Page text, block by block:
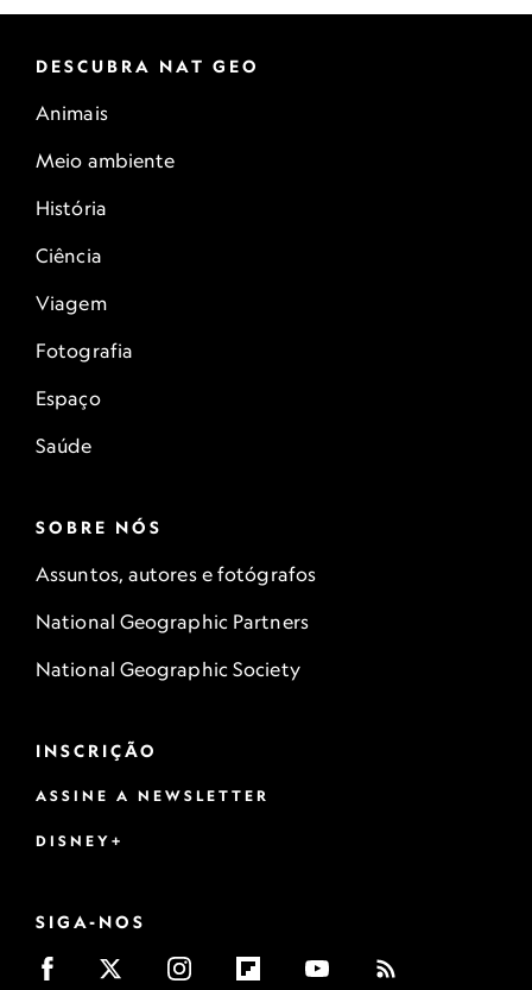
DESCUBRA NAT GEO
Animais
Meio ambiente
História
Ciência
Viagem
Fotografia
Espaço
Saúde
SOBRE NÓS
Assuntos, autores e fotógrafos
National Geographic Partners
National Geographic Society
INSCRIÇÃO
ASSINE A NEWSLETTER
DISNEY+
SIGA-NOS